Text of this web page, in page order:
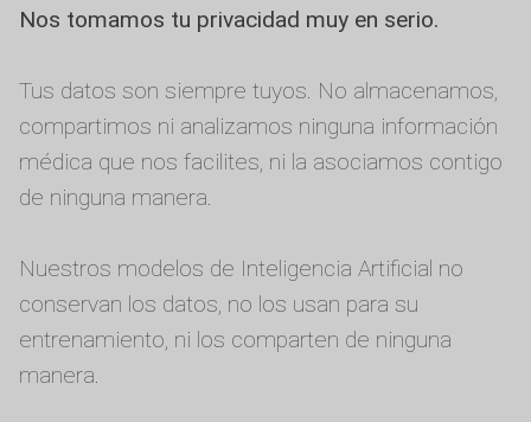
Nos tomamos tu privacidad muy en serio.
Tus datos son siempre tuyos. No almacenamos,
compartimos ni analizamos ninguna información
médica que nos facilites, ni la asociamos contigo
de ninguna manera.
Nuestros modelos de Inteligencia Artificial no
conservan los datos, no los usan para su
entrenamiento, ni los comparten de ninguna
manera.